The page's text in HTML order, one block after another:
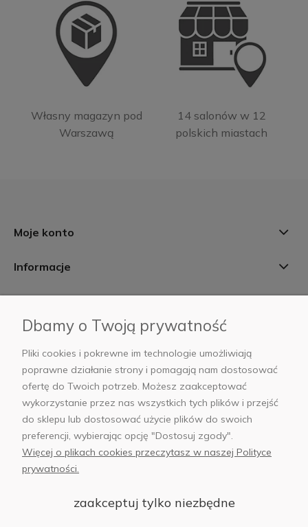
Własny magazyn pod
Warszawą
14 salonów w 12
polskich miastach
Moje konto
Informacje
AB Foto
sklep@abfoto.pl
+48 797 971 275
Dbamy o Twoją prywatność
Pliki cookies i pokrewne im technologie umożliwiają
poprawne działanie strony i pomagają nam dostosować
ofertę do Twoich potrzeb. Możesz zaakceptować
wykorzystanie przez nas wszystkich tych plików i przejść
do sklepu lub dostosować użycie plików do swoich
preferencji, wybierając opcję "Dostosuj zgody".
Więcej o plikach cookies przeczytasz w naszej Polityce
prywatności.
zaakceptuj tylko niezbędne